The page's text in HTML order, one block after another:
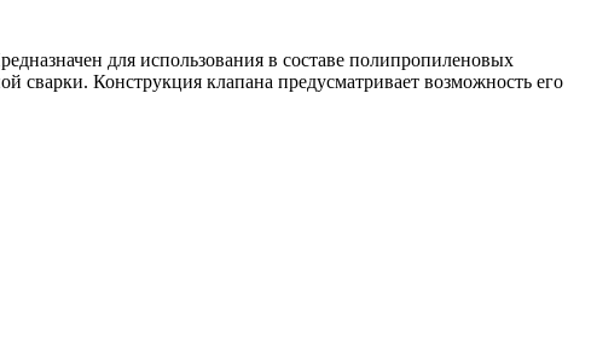
для использования в составе полипропиленовых
сварки. Конструкция клапана предусматривает возможность его